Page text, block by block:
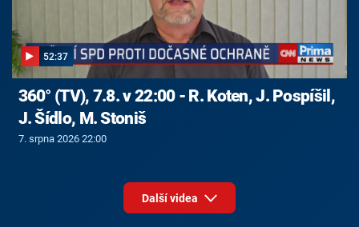
52:37
360° (TV), 7.8. v 22:00 - R. Koten, J. Pospíšil,
J. Šídlo, M. Stoniš
7. srpna 2026 22:00
Další videa